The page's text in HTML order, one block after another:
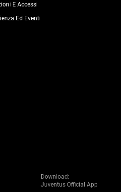
E Accessi
Ed Eventi
Download:
Juventus Official App